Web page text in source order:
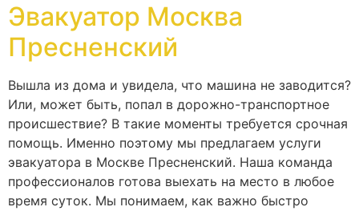
Эвакуатор Москва
Пресненский
Вышла из дома и увидела, что машина не заводится?
Или, может быть, попал в дорожно-транспортное
происшествие? В такие моменты требуется срочная
помощь. Именно поэтому мы предлагаем услуги
эвакуатора в Москве Пресненский. Наша команда
профессионалов готова выехать на место в любое
время суток. Мы понимаем, как важно быстро